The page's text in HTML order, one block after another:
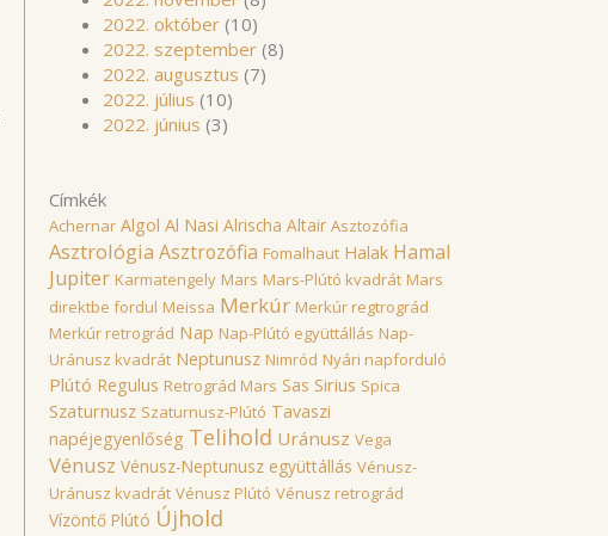
2022. október (10)
2022. szeptember (8)
2022. augusztus (7)
2022. július (10)
2022. június (3)
Címkék
Achernar Algol Al Nasi Alrischa Altair Asztozófia
Asztrológia Asztrozófia Fomalhaut Halak Hamal
Jupiter Karmatengely Mars Mars-Plútó kvadrát Mars
direktbe fordul Meissa Merkúr Merkúr regtrográd
Merkúr retrográd Nap Nap-Plútó együttállás Nap-
Uránusz kvadrát Neptunusz Nimród Nyári napforduló
Plútó Regulus Retrográd Mars Sas Sirius Spica
Szaturnusz Szaturnusz-Plútó Tavaszi
napéjegyenlőség Telihold Uránusz Vega
Vénusz Vénusz-Neptunusz együttállás Vénusz-
Uránusz kvadrát Vénusz Plútó Vénusz retrográd
Vízöntő Plútó Újhold